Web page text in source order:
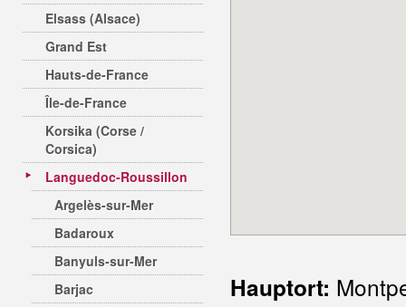
Elsass (Alsace)
Grand Est
Hauts-de-France
Île-de-France
Korsika (Corse /
Corsica)
Languedoc-Roussillon
Argelès-sur-Mer
Badaroux
Banyuls-sur-Mer
Barjac
Hauptort: